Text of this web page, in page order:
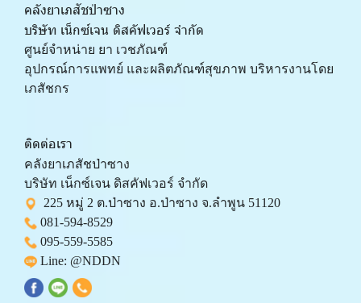
คลังยาเภสัชป่าซาง
บริษัท เน็กซ์เจน ดิสคัฟเวอร์ จำกัด
ศูนย์จำหน่าย ยา เวชภัณฑ์
﻿อุปกรณ์การแพทย์ และผลิตภัณฑ์สุขภาพ บริหารงานโดย
เภสัชกร
ติดต่อเรา
คลังยาเภสัชป่าซาง
บริษัท เน็กซ์เจน ดิสคัฟเวอร์ จำกัด
225 หมู่ 2 ต.ป่าซาง อ.ป่าซาง จ.ลำพูน 51120
081-594-8529
095-559-5585
Line: @NDDN